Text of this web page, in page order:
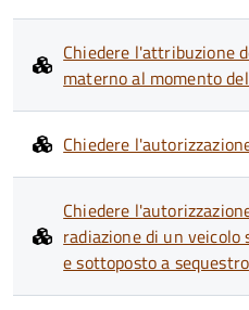
Chiedere l'attribuzione
materno al momento
Chiedere
Chiedere
radiazione di un
e sottoposto a sequestro